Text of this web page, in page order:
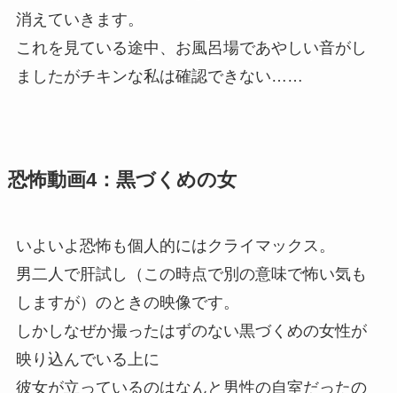
消えていきます。
これを見ている途中、お風呂場であやしい音がし
ましたがチキンな私は確認できない……
恐怖動画4：黒づくめの女
いよいよ恐怖も個人的にはクライマックス。
男二人で肝試し（この時点で別の意味で怖い気も
しますが）のときの映像です。
しかしなぜか撮ったはずのない黒づくめの女性が
映り込んでいる上に
彼女が立っているのはなんと男性の自室だったの